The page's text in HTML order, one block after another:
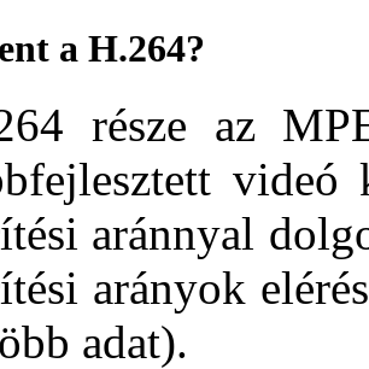
a H.264?
része az
videó
aránnyal
arányok
adat).